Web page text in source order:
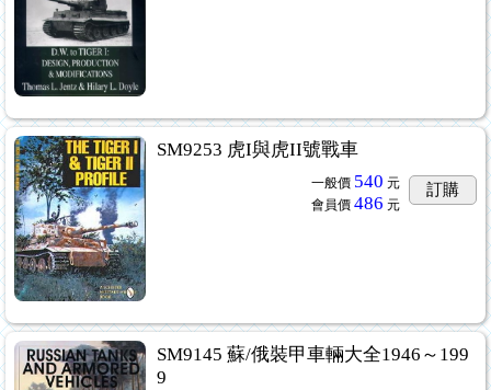
SM9253 虎I與虎II號戰車
一般價 540 元
會員價 486 元
訂購
SM9145 蘇/俄裝甲車輛大全1946～199
9